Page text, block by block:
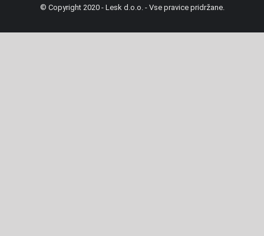
© Copyright 2020 - Lesk d.o.o. - Vse pravice pridržane.